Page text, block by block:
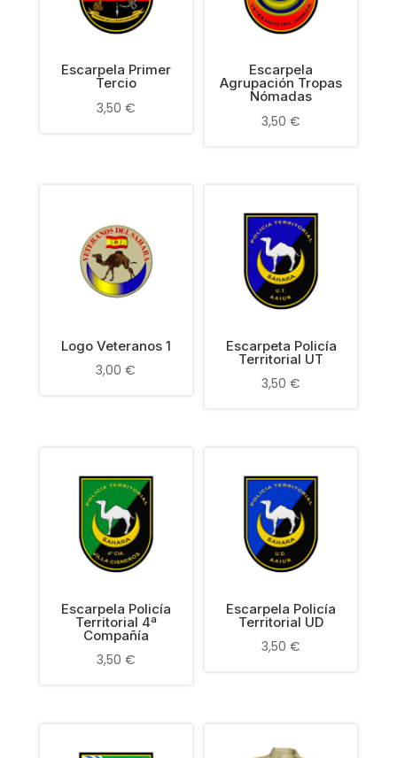
Escarpela Primer
Tercio
3,50 €
Escarpela
Agrupación Tropas
Nómadas
3,50€
Logo Veteranos 1
3,00€
Escarpeta Policía
Territorial UT
3,50€
Escarpela Policía
Territorial 4ª
Compañía
3,50 €
Escarpela Policía
Territorial UD
3,50€